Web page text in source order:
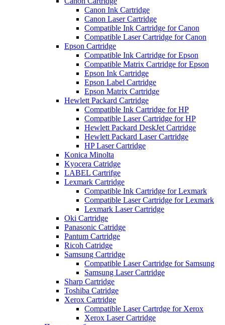
Canon Ink Cartridge
Canon Laser Cartridge
Compatible Ink Cartridge for Canon
Compatible Laser Cartridge for Canon
Epson Cartridge
Compatible Ink Cartridge for Epson
Compatible Matrix Cartridge for Epson
Epson Ink Cartridge
Epson Label Cartridge
Epson Matrix Cartridge
Hewlett Packard Cartridge
Compatible Ink Cartridge for HP
Compatible Laser Cartridge for HP
Hewlett Packard DeskJet Cartridge
Hewlett Packard Laser Cartridge
HP Laser Cartridge
Konica Minolta
Kyocera Catridge
LABEL Cartrifge
Lexmark Cartridge
Compatible Ink Cartridge for Lexmark
Compatible Laser Cartridge for Lexmark
Lexmark Laser Cartridge
Oki Cartridge
Panasonic Catridge
Pantum Cartridge
Ricoh Catridge
Samsung Cartridge
Compatible Laser Cartridge for Samsung
Samsung Laser Cartridge
Sharp Cartridge
Toshiba Catridge
Xerox Cartridge
Compatible Laser Cartrdge for Xerox
Xerox Laser Cartridge